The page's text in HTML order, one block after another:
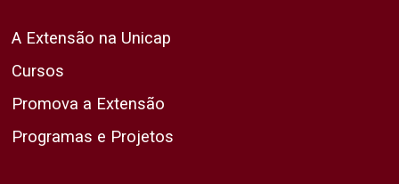
A Extensão na Unicap
Cursos
Promova a Extensão
Programas e Projetos